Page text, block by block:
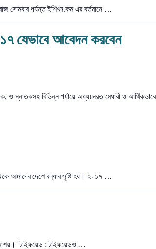
সোমবার পর্যন্ত ইশিখন.কম এর বর্তমানে …
যেভাবে আবেদন করবেন
ও স্নাতকসহ বিভিন্ন পর্যায়ে অধ্যয়নরত মেধাবী ও আর্থিকভাবে
আমাদের দেশে বন্যার সৃষ্টি হয়। ২০১৭ …
আমাশয়। টাইফয়েড : টাইফয়েডও …